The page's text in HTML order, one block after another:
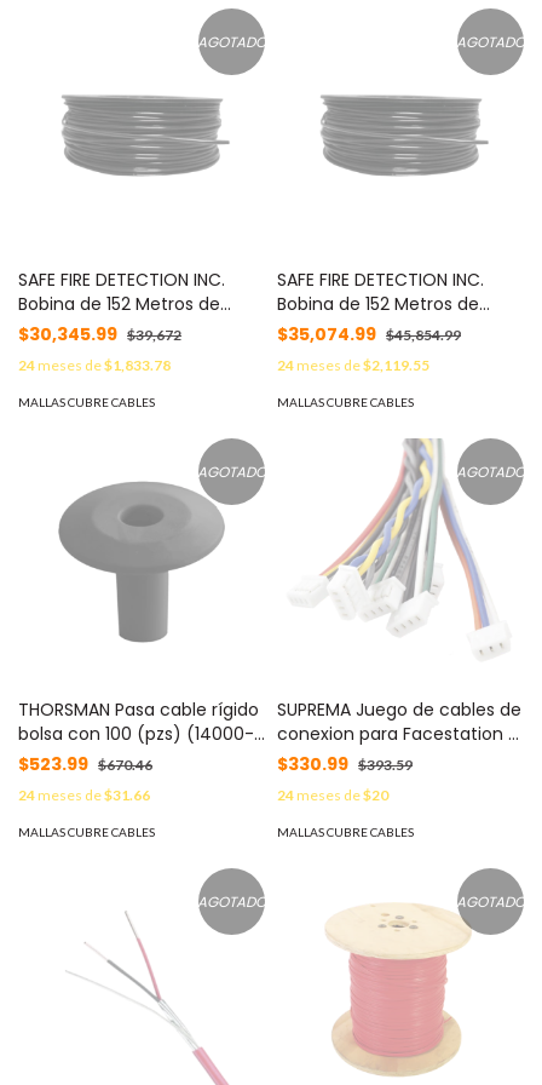
AGOTADO
SAFE FIRE DETECTION INC.
Bobina de 152 Metros de
Cable Detector de Calor,
Temperatura Fija 88 °C,
Recubrimiento de Nylon
Negro para Aplicaciones en
$30,345.99 $39,672
24meses de$1,833.78
MALLAS CUBRE CABLES
AGOTADO
SAFE FIRE DETECTION INC.
Bobina de 152 Metros de
Cable Detector de Calor,
Temperatura Fija 104 °C,
Recubrimiento de Nylon
Negro para Aplicaciones en
TC-220NG-500
$35,074.99 $45,854.99
24meses de$2,119.55
MALLAS CUBRE CABLES
AGOTADO
THORSMAN Pasa cable rígido
bolsa con 100 (pzs) (14000-
00002) MOD: TH-PC-RIG
$523.99 $670.46
24meses de$31.66
MALLAS CUBRE CABLES
AGOTADO
SUPREMA Juego de cables de
conexion para Facestation 2
MOD: SP-FS2-CABLE-KIT
$330.99 $393.59
24meses de$20
MALLAS CUBRE CABLES
AGOTADO AGOTADO